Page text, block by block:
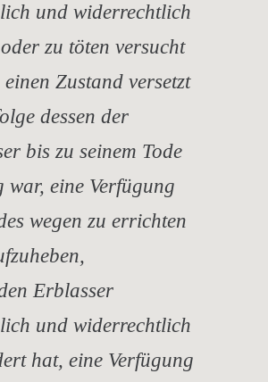
und widerrechtlich
zu töten versucht
Zustand versetzt
dessen der
bis zu seinem Tode
war, eine Verfügung
wegen zu errichten
Erblasser
und widerrechtlich
hat, eine Verfügung